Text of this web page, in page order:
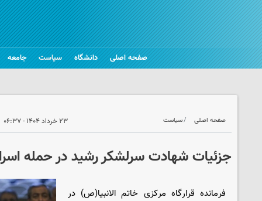
صفحه اصلی دانشگاه سیاست جامعه
صفحه اصلی سیاست ۲۳ خرداد ۱۴۰۴ - ۰۶:۳۷
جزئیات شهادت سرلشکر رشید در حمله
فرمانده قرارگاه مرکزی خاتم الانبیا(ص) در